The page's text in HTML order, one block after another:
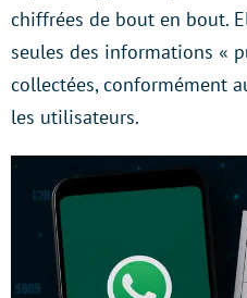
chiffrées de bout en bout.
seules des informations «
collectées, conformément
les utilisateurs.